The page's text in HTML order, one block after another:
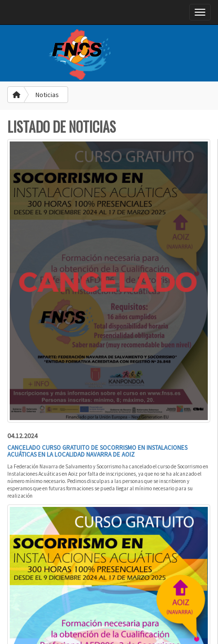
Noticias
LISTADO DE NOTICIAS
04.12.2024
CANCELADO CURSO GRATUITO DE SOCORRISMO EN INSTALACIONES
ACUÁTICAS EN LA LOCALIDAD NAVARRA DE AOIZ
La Federación Navarra de Salvamento y Socorrismo ha cancelado el curso de Socorrismo en
Instalaciones Acuáticas en Aoiz por falta de inscripciones, ya que no se ha alcanzado el
número mínimo necesario. Pedimos disculpas a las personas que se inscribieron y
esperamos que en futuras formaciones se pueda llegar al mínimo necesario para su
realización